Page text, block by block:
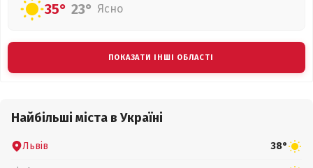
35° 23° Ясно
ПОКАЗАТИ ІНШІ ОБЛАСТІ
Найбільші міста в Україні
Львів 38°